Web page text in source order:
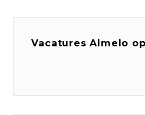
Vacatures Almelo